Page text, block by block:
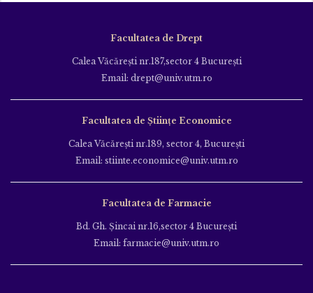
Facultatea de Drept
Calea Văcăreşti nr.187,sector 4 Bucureşti
Email: drept@univ.utm.ro
Facultatea de Științe Economice
Calea Văcăreşti nr.189, sector 4, Bucureşti
Email: stiinte.economice@univ.utm.ro
Facultatea de Farmacie
Bd. Gh. Şincai nr.16,sector 4 Bucureşti
Email: farmacie@univ.utm.ro